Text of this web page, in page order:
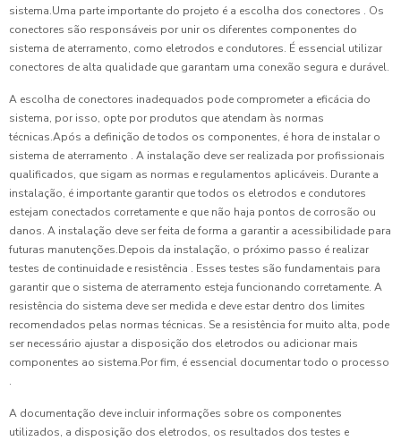
sistema.Uma parte importante do projeto é a escolha dos conectores . Os
conectores são responsáveis por unir os diferentes componentes do
sistema de aterramento, como eletrodos e condutores. É essencial utilizar
conectores de alta qualidade que garantam uma conexão segura e durável.
A escolha de conectores inadequados pode comprometer a eficácia do
sistema, por isso, opte por produtos que atendam às normas
técnicas.Após a definição de todos os componentes, é hora de instalar o
sistema de aterramento . A instalação deve ser realizada por profissionais
qualificados, que sigam as normas e regulamentos aplicáveis. Durante a
instalação, é importante garantir que todos os eletrodos e condutores
estejam conectados corretamente e que não haja pontos de corrosão ou
danos. A instalação deve ser feita de forma a garantir a acessibilidade para
futuras manutenções.Depois da instalação, o próximo passo é realizar
testes de continuidade e resistência . Esses testes são fundamentais para
garantir que o sistema de aterramento esteja funcionando corretamente. A
resistência do sistema deve ser medida e deve estar dentro dos limites
recomendados pelas normas técnicas. Se a resistência for muito alta, pode
ser necessário ajustar a disposição dos eletrodos ou adicionar mais
componentes ao sistema.Por fim, é essencial documentar todo o processo
.
A documentação deve incluir informações sobre os componentes
utilizados, a disposição dos eletrodos, os resultados dos testes e